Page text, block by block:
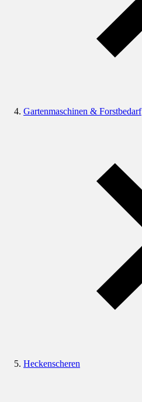
Gartenmaschinen & Forstbedarf
Heckenscheren